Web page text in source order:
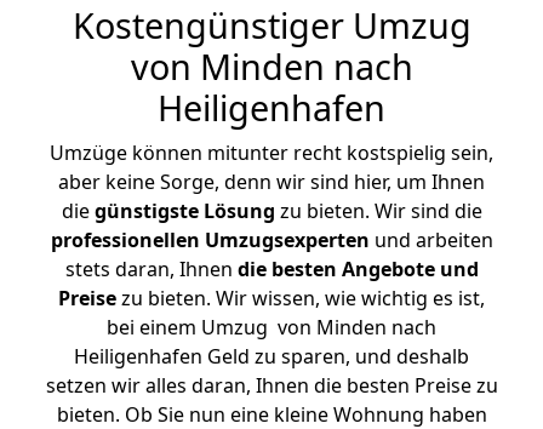
Kostengünstiger Umzug
von Minden nach
Heiligenhafen
Umzüge können mitunter recht kostspielig sein,
aber keine Sorge, denn wir sind hier, um Ihnen
diegünstigste Lösung zu bieten. Wir sind die
professionellen Umzugsexperten und arbeiten
stets daran, Ihnen die besten Angebote und
Preisezu bieten. Wir wissen, wie wichtig es ist,
bei einem Umzug von Minden nach
Heiligenhafen Geld zu sparen, und deshalb
setzen wir alles daran, Ihnen die besten Preise zu
bieten. Ob Sie nun eine kleine Wohnung haben